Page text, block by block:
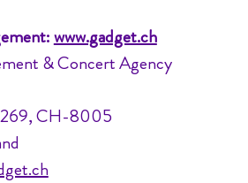
www.gadget.ch
& Concert Agency
269, CH-8005